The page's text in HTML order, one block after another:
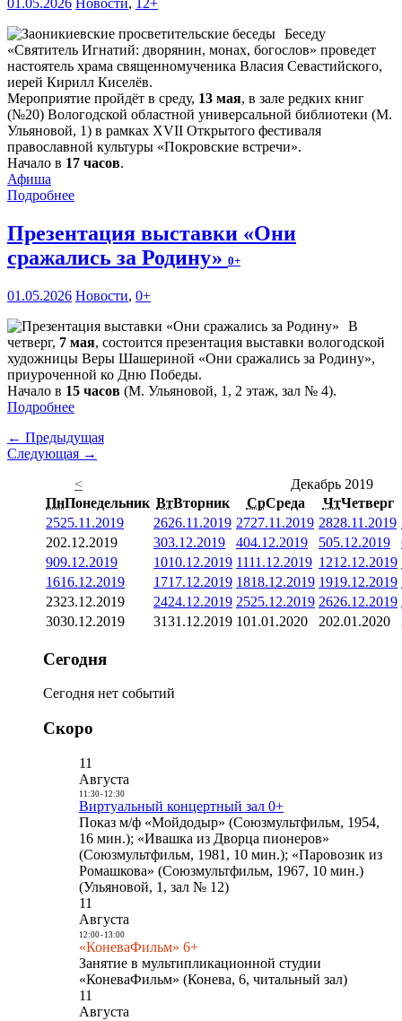
01.05.2026 Новости,
12+
Беседу
«Святитель Игнатий: дворянин, монах, богослов» проведет
настоятель храма священномученика Власия Севастийского,
иерей Кирилл Киселёв.
Мероприятие пройдёт в среду, 13 мая, в зале редких книг
(№20) Вологодской областной универсальной библиотеки (М.
Ульяновой, 1) в рамках XVII Открытого фестиваля
православной культуры «Покровские встречи».
Начало в 17 часов.
Афиша
Подробнее
Презентация выставки «Они
сражались за Родину» 0+
01.05.2026 Новости, 0+
В
четверг, 7 мая, состоится презентация выставки вологодской
художницы Веры Шашериной «Они сражались за Родину»,
приуроченной ко Дню Победы.
Начало в 15 часов (М. Ульяновой, 1, 2 этаж, зал № 4).
Подробнее
← Предыдущая
Следующая →
<
Декабрь 2019
ПнПонедельник ВтВторник СрСреда ЧтЧетверг
2525.11.2019 2626.11.2019 2727.11.2019 2828.11.2019
202.12.2019 303.12.2019 404.12.2019 505.12.2019
909.12.2019 1010.12.2019 1111.12.2019 1212.12.2019
1616.12.2019 1717.12.2019 1818.12.2019 1919.12.2019
2323.12.2019 2424.12.2019 2525.12.2019 2626.12.2019
3030.12.2019 3131.12.2019 101.01.2020 202.01.2020
Сегодня
Сегодня нет событий
Скоро
11
Августа
11:30- 12:30
Виртуальный концертный зал 0+
Показ м/ф «Мойдодыр» (Союзмультфильм, 1954,
16 мин.); «Ивашка из Дворца пионеров»
(Союзмультфильм, 1981, 10 мин.); «Паровозик из
Ромашкова» (Союзмультфильм, 1967, 10 мин.)
(Ульяновой, 1, зал № 12)
11
Августа
12:00- 13:00
«КоневаФильм» 6+
Занятие в мультипликационной студии
«КоневаФильм» (Конева, 6, читальный зал)
11
Августа